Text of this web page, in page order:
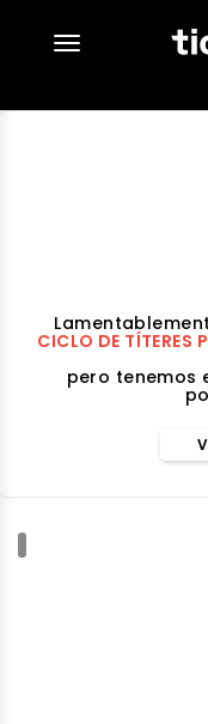
desplegar
CICLO DE TÍTERES
pero tenemos